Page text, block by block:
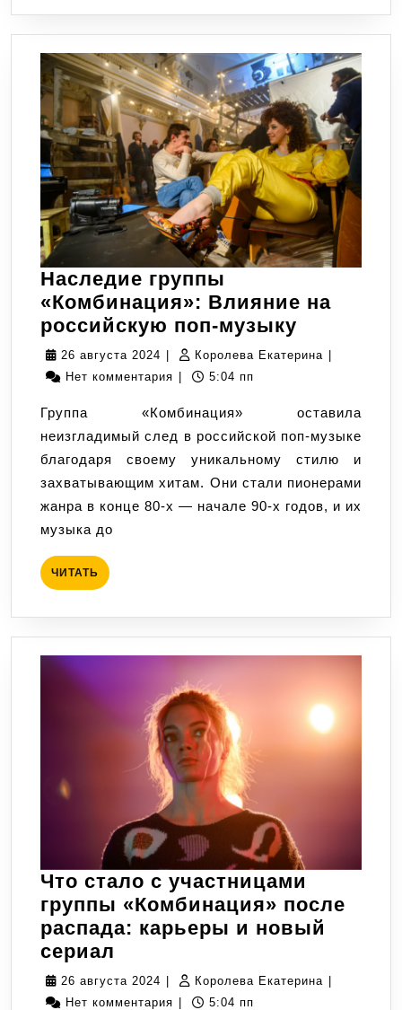
Наследие группы
«Комбинация»: Влияние на
российскую поп-музыку
группы
на
поп-
музыку
26 августа 2024 26
августа
| Королева Екатерина Королева
|
Нет комментария | 5:04 пп
Группа «Комбинация» оставила
неизгладимый след в российской поп-музыке
благодаря своему уникальному стилю и
захватывающим хитам. Они стали пионерами
жанра в конце 80-х — начале 90-х годов, и их
музыка до
ЧИТАТЬ ЧИТАТЬ
Что стало с участницами
группы «Комбинация» после
распада: карьеры и новый
сериал
стало
с
26 августа 2024 26
августа
| Королева Екатерина Королева
|
Нет комментария | 5:04 пп